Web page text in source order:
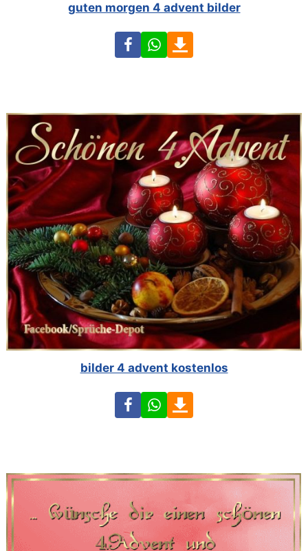
guten morgen 4 advent bilder
FacebookWhatsApp
bilder 4 advent kostenlos
FacebookWhatsApp